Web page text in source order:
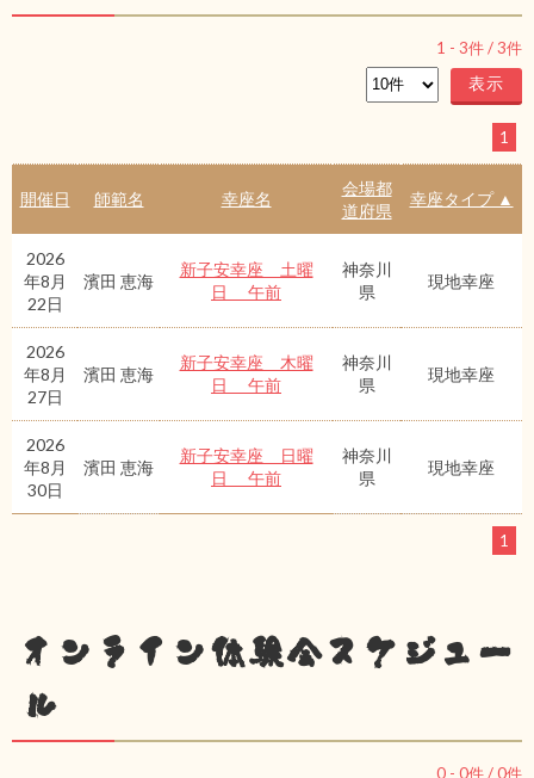
1 - 3件 /3件
1
開催日 師範名 幸座名
会場都
道府県
幸座タイプ ▲
2026
年8月
22日
濱田 恵海
新子安幸座 土曜
日 午前
神奈川
県
現地幸座
2026
年8月
27日
濱田 恵海
新子安幸座 木曜
日 午前
神奈川
県
現地幸座
2026
年8月
30日
濱田 恵海
新子安幸座 日曜
日 午前
神奈川
県
現地幸座
1
オンライン体験会スケジュー
ル
0 - 0件 /0件